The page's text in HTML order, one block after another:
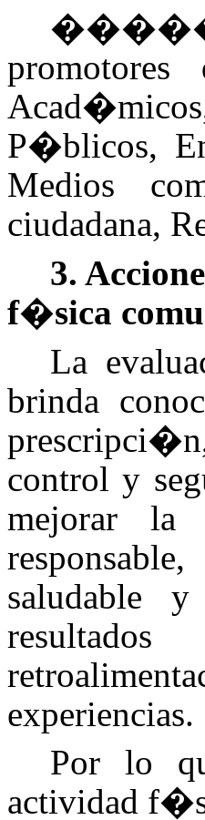
P�blicos,
Medios
ciudadana,
3.
f�sica
La
brinda
control y
mejorar
saludable
experiencias.
Por lo
actividad